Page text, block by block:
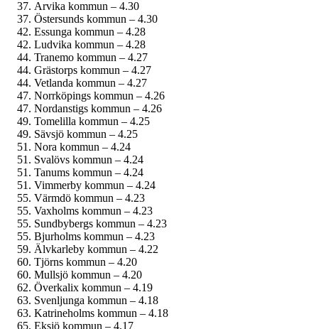
Arvika kommun – 4.30
Östersunds kommun – 4.30
Essunga kommun – 4.28
Ludvika kommun – 4.28
Tranemo kommun – 4.27
Grästorps kommun – 4.27
Vetlanda kommun – 4.27
Norrköpings kommun – 4.26
Nordanstigs kommun – 4.26
Tomelilla kommun – 4.25
Sävsjö kommun – 4.25
Nora kommun – 4.24
Svalövs kommun – 4.24
Tanums kommun – 4.24
Vimmerby kommun – 4.24
Värmdö kommun – 4.23
Vaxholms kommun – 4.23
Sundbybergs kommun – 4.23
Bjurholms kommun – 4.23
Älvkarleby kommun – 4.22
Tjörns kommun – 4.20
Mullsjö kommun – 4.20
Överkalix kommun – 4.19
Svenljunga kommun – 4.18
Katrineholms kommun – 4.18
Eksjö kommun – 4.17